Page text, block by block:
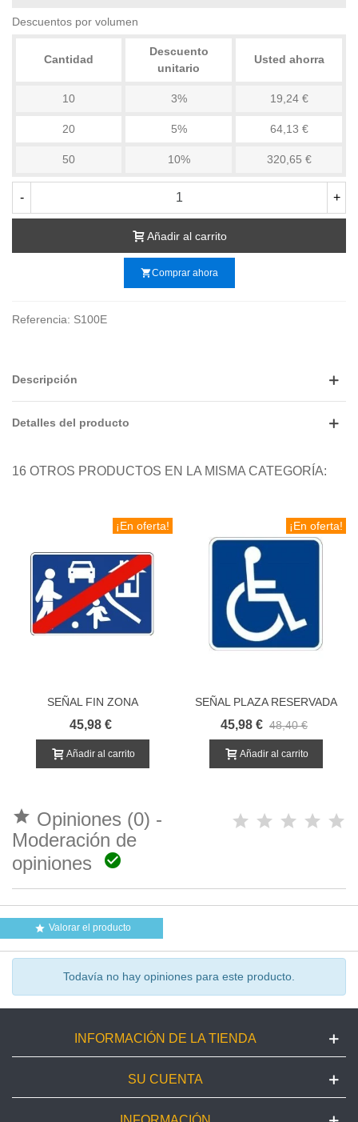
Descuentos por volumen
Cantidad
Descuento
unitario
Usted ahorra
10 3% 19,24 €
20 5% 64,13 €
50 10% 320,65 €
- +
Añadir al carrito
shopping_cartComprar ahora
Referencia: S100E
Descripción
Detalles del producto
16 OTROS PRODUCTOS EN LA MISMA CATEGORÍA:
¡En oferta!
SEÑAL FIN ZONA
RESIDENCIAL
45,98 €
Añadir al carrito
¡En oferta!
SEÑAL PLAZA RESERVADA
DISCAPACITADOS
45,98 € 48,40 €
Añadir al carrito
 Opiniones (0) -
Moderación de
opiniones

 Valorar el producto
Todavía no hay opiniones para este producto.
INFORMACIÓN DE LA TIENDA
SU CUENTA